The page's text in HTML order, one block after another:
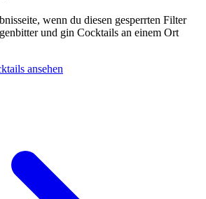
wenn du diesen gesperrten Filter
und gin Cocktails an einem Ort
ansehen